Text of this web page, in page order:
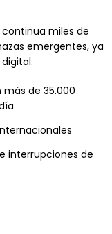
miles de
emergentes, ya
de 35.000
interrupciones de